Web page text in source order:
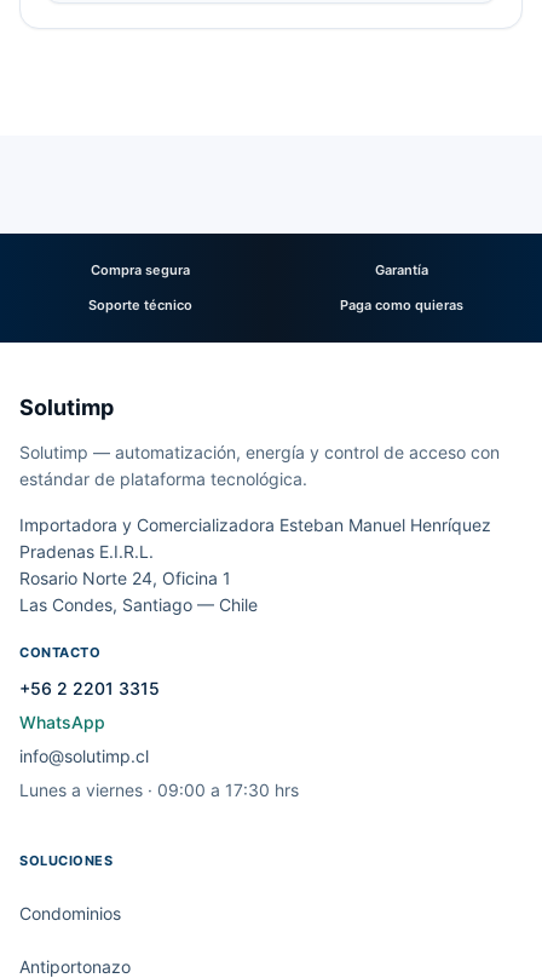
Compra segura Garantía
Soporte técnico Paga como quieras
Solutimp
Solutimp — automatización, energía y control de acceso con
estándar de plataforma tecnológica.
Importadora y Comercializadora Esteban Manuel Henríquez
Pradenas E.I.R.L.
Rosario Norte 24, Oficina 1
Las Condes, Santiago — Chile
CONTACTO
+56 2 2201 3315
WhatsApp
info@solutimp.cl
Lunes a viernes · 09:00 a 17:30 hrs
SOLUCIONES
Condominios
Antiportonazo